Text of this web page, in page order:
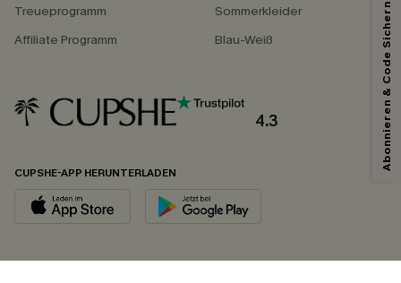
Treueprogramm
Affiliate Programm
Sommerkleider
Blau-Weiß
4.3
CUPSHE-APP HERUNTERLADEN
Abonnieren & Code Sichern